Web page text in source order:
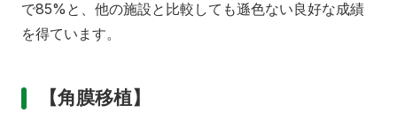
で85%と、他の施設と比較しても遜色ない良好な成績
を得ています。
【角膜移植】